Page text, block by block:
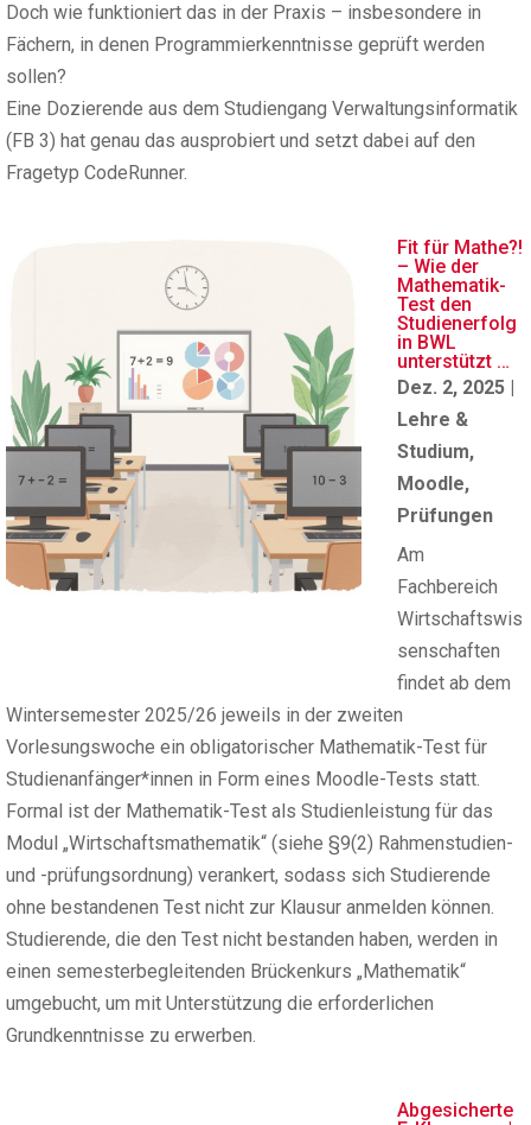
Doch wie funktioniert das in der Praxis – insbesondere in
Fächern, in denen Programmierkenntnisse geprüft werden
sollen?
Eine Dozierende aus dem Studiengang Verwaltungsinformatik
(FB 3) hat genau das ausprobiert und setzt dabei auf den
Fragetyp CodeRunner.
Fit für Mathe?!
– Wie der
Mathematik-
Test den
Studienerfolg
in BWL
unterstützt …
Dez. 2, 2025 |
Lehre &
Studium,
Moodle,
Prüfungen
Am
Fachbereich
Wirtschaftswis
senschaften
findet ab dem
Wintersemester 2025/26 jeweils in der zweiten
Vorlesungswoche ein obligatorischer Mathematik-Test für
Studienanfänger*innen in Form eines Moodle-Tests statt.
Formal ist der Mathematik-Test als Studienleistung für das
Modul „Wirtschaftsmathematik“ (siehe §9(2) Rahmenstudien-
und -prüfungsordnung) verankert, sodass sich Studierende
ohne bestandenen Test nicht zur Klausur anmelden können.
Studierende, die den Test nicht bestanden haben, werden in
einen semesterbegleitenden Brückenkurs „Mathematik“
umgebucht, um mit Unterstützung die erforderlichen
Grundkenntnisse zu erwerben.
Abgesicherte